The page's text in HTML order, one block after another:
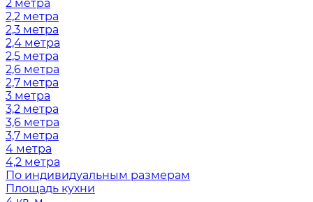
2 метра
2,2 метра
2,3 метра
2,4 метра
2,5 метра
2,6 метра
2,7 метра
3 метра
3,2 метра
3,6 метра
3,7 метра
4 метра
4,2 метра
По индивидуальным размерам
Площадь кухни